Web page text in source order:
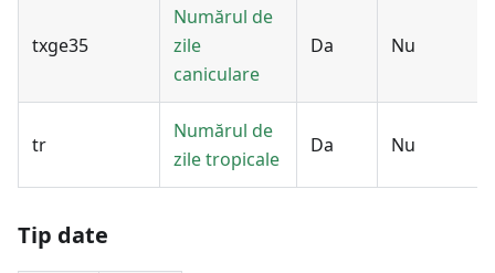
txge35
Numărul de
zile
caniculare
Da Nu
tr
Numărul de
zile tropicale
Da Nu
Tip date